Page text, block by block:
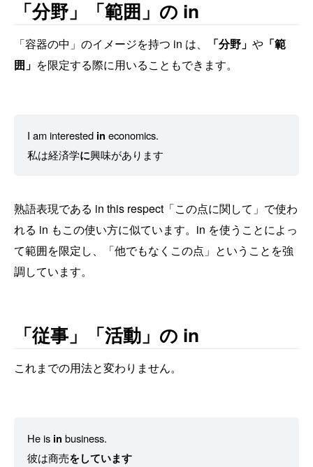
「分野」「範囲」の in
「容器の中」のイメージを持つ in は、 「分野」 や 「範
囲」 を限定する際に用いることもできます。
I am interested in economics.
私は経済学に興味があります
熟語表現である in this respect「この点に関して」で使わ
れる in もこの使い方に似ています。in を使うことによっ
て範囲を限定し、「他でもなくこの点」ということを強
調しています。
「従事」「活動」の in
これまでの用法と変わりません。
He is in business.
彼は商売をしています